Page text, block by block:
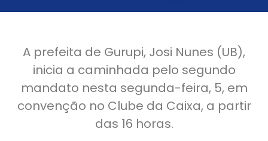
A prefeita de Gurupi, Josi Nunes (UB),
inicia a caminhada pelo segundo
mandato nesta segunda-feira, 5, em
convenção no Clube da Caixa, a partir
das 16 horas.